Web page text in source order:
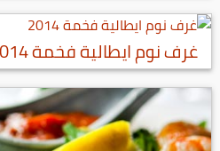
غرف نوم ايطالية فخمة 2014